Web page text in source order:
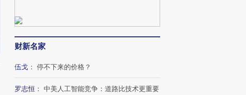
财新名家
伍戈 ： 停不下来的价格？
罗志恒 ： 中美人工智能竞争：道路比技术更重要